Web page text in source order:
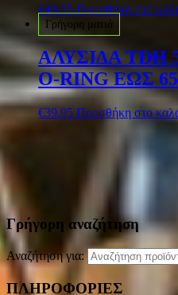
€49.95 Προσθήκη στο
Γρήγορη ματιά
ΑΛΥΣΙΔΑ TDH
O-RING ΕΩΣ
€39.95 Προσθήκη στο
Γρήγορη αναζήτηση
Αναζήτηση για:
ΠΛΗΡΟΦΟΡΙΕΣ